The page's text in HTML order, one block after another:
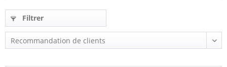
Filtrer